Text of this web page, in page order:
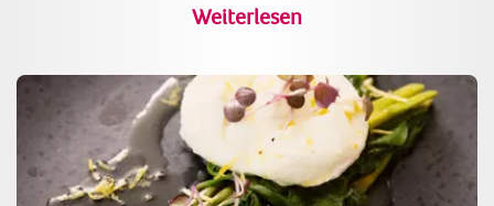
Weiterlesen